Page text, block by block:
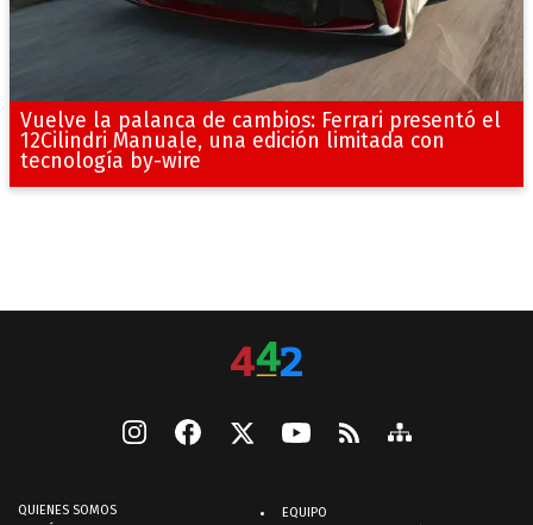
Vuelve la palanca de cambios: Ferrari presentó el
12Cilindri Manuale, una edición limitada con
tecnología by-wire
QUIENES SOMOS
EQUIPO